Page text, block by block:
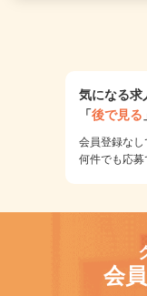
気になる求
「後で見る
会員登録なし
何件でも応募
会